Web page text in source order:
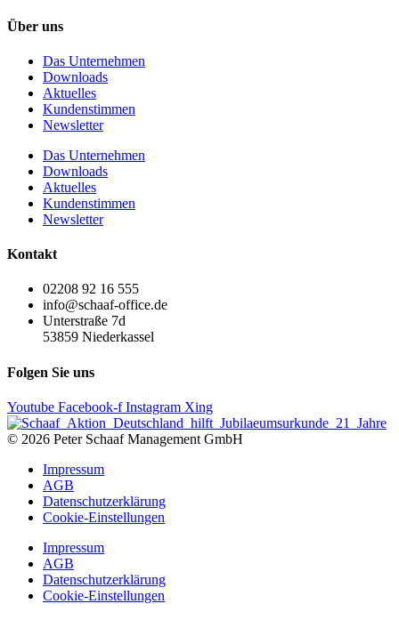
Über uns
Das Unternehmen
Downloads
Aktuelles
Kundenstimmen
Newsletter
Das Unternehmen
Downloads
Aktuelles
Kundenstimmen
Newsletter
Kontakt
02208 92 16 555
info@schaaf-office.de
Unterstraße 7d
53859 Niederkassel
Folgen Sie uns
Youtube Facebook-f Instagram Xing
© 2026 Peter Schaaf Management GmbH
Impressum
AGB
Datenschutzerklärung
Cookie-Einstellungen
Impressum
AGB
Datenschutzerklärung
Cookie-Einstellungen